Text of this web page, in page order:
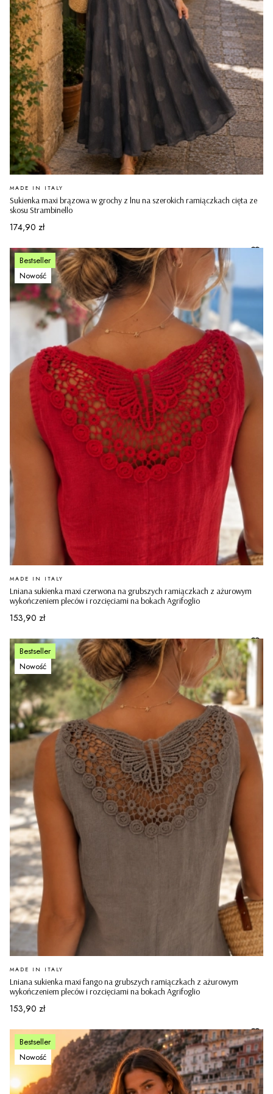
Sukienka maxi brązowa w grochy z lnu na szerokich ramiączkach cięta ze
skosu Strambinello
PRODUCENT
MADE IN ITALY
Cena
174,90 zł
Bestseller
Nowość
Lniana sukienka maxi czerwona na grubszych ramiączkach z ażurowym
wykończeniem pleców i rozcięciami na bokach Agrifoglio
PRODUCENT
MADE IN ITALY
Cena
153,90 zł
Bestseller
Nowość
Lniana sukienka maxi fango na grubszych ramiączkach z ażurowym
wykończeniem pleców i rozcięciami na bokach Agrifoglio
PRODUCENT
MADE IN ITALY
Cena
153,90 zł
Bestseller
Nowość